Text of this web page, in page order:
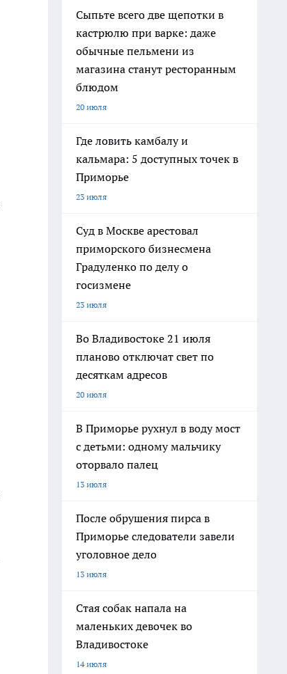
Сыпьте всего две щепотки в
кастрюлю при варке: даже
обычные пельмени из
магазина станут ресторанным
блюдом
20 июля
Где ловить камбалу и
кальмара: 5 доступных точек в
Приморье
23 июля
Суд в Москве арестовал
приморского бизнесмена
Градуленко по делу о
госизмене
23 июля
Во Владивостоке 21 июля
планово отключат свет по
десяткам адресов
20 июля
В Приморье рухнул в воду мост
с детьми: одному мальчику
оторвало палец
13 июля
После обрушения пирса в
Приморье следователи завели
уголовное дело
13 июля
Стая собак напала на
маленьких девочек во
Владивостоке
14 июля